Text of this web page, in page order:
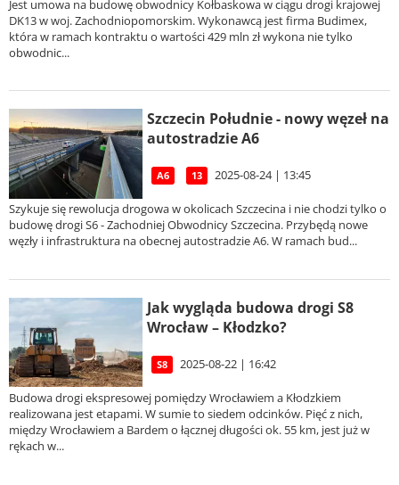
Jest umowa na budowę obwodnicy Kołbaskowa w ciągu drogi krajowej
DK13 w woj. Zachodniopomorskim. Wykonawcą jest firma Budimex,
która w ramach kontraktu o wartości 429 mln zł wykona nie tylko
obwodnic...
Szczecin Południe - nowy węzeł na
autostradzie A6
A6 13 2025-08-24 | 13:45
Szykuje się rewolucja drogowa w okolicach Szczecina i nie chodzi tylko o
budowę drogi S6 - Zachodniej Obwodnicy Szczecina. Przybędą nowe
węzły i infrastruktura na obecnej autostradzie A6. W ramach bud...
Jak wygląda budowa drogi S8
Wrocław – Kłodzko?
S8 2025-08-22 | 16:42
Budowa drogi ekspresowej pomiędzy Wrocławiem a Kłodzkiem
realizowana jest etapami. W sumie to siedem odcinków. Pięć z nich,
między Wrocławiem a Bardem o łącznej długości ok. 55 km, jest już w
rękach w...